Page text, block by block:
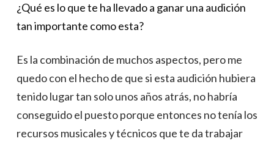
¿Qué es lo que te ha llevado a ganar una audición
tan importante como esta?
Es la combinación de muchos aspectos, pero me
quedo con el hecho de que si esta audición hubiera
tenido lugar tan solo unos años atrás, no habría
conseguido el puesto porque entonces no tenía los
recursos musicales y técnicos que te da trabajar